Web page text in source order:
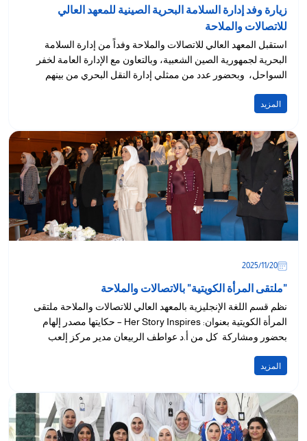
زيارة وفد إدارة السلامة البحرية الصينية للمعهد العالي
للاتصالات والملاحة
استقبل المعهد العالي للاتصالات والملاحة وفداً من إدارة السلامة
البحرية لجمهورية الصين الشعبية، وبالتعاون مع الإدارة العامة لخفر
السواحل، وبحضور عدد من ممثلي إدارة النقل البحري من بينهم
المزيد
20‏/11‏/2025
"ملتقى المرأة الكويتية" بالاتصالات والملاحة
نظم قسم اللغة الإنجليزية بالمعهد العالي للاتصالات والملاحة ملتقى
المرأة الكويتية بعنوان: ‏Her Story Inspires – حكايتها مصدر إلهام
بحضور ومشاركة كل من أ.د عواطف الربيعان مدير مركز إلعب
المزيد